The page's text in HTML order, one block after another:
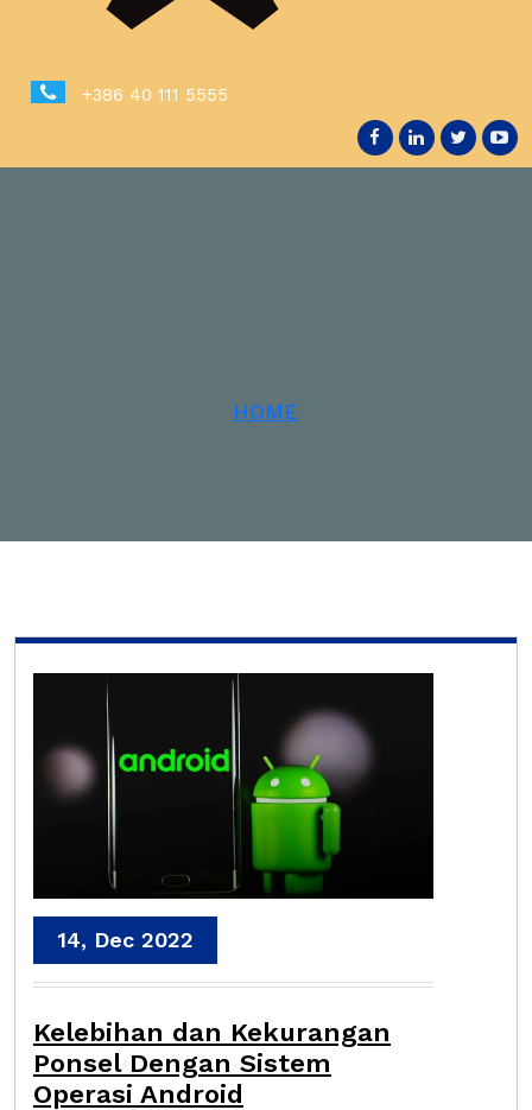
+386 40 111 5555
HOME
14, Dec 2022
Kelebihan dan Kekurangan
Ponsel Dengan Sistem
Operasi Android